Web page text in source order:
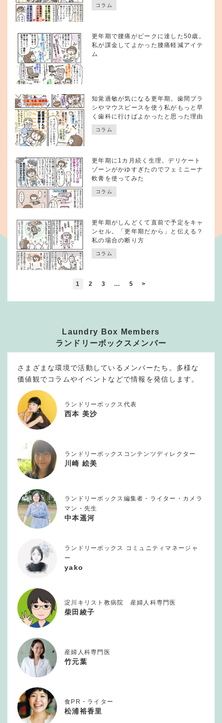
コラム
更年期で腰痛がピークに達した50歳。
私が課金してよかった腰痛軽減アイテ
ム
知覚過敏が気になる更年期。歯間ブラ
シやマウスピースを使う私がもっと早
く歯科に行けばよかったと思った理由
コラム
更年期に1カ月続く生理。デリケート
ゾーンがかゆすぎたのでフェミニーナ
軟膏を使ってみた
コラム
更年期がしんどくて直前で予定をキャ
ンセル。「更年期だから」と伝える？
私の場合の断り方
コラム
1 2 3 … 5 >
Laundry Box Members
ランドリーボックスメンバー
さまざまな環境で活動しているメンバーたち。多様な
価値観でコラムやイベントなどで情報を発信します。
ランドリーボックス代表
西本 美沙
ランドリーボックスコンテンツディレクター
川崎 絵美
ランドリーボックス編集者・ライター・カメラ
マン・先生
中本遥河
ランドリーボックス コミュニティマネージャ
ー
yako
淀川キリスト教病院 産婦人科専門医
柴田綾子
産婦人科専門医
竹元葉
食PR・ライター
松浦裕香里